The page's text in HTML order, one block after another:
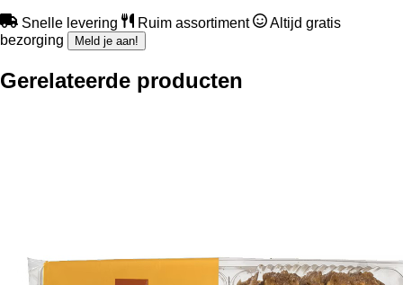
Snelle levering Ruim assortiment
Altijd gratis
bezorging
Meld je aan!
Gerelateerde producten